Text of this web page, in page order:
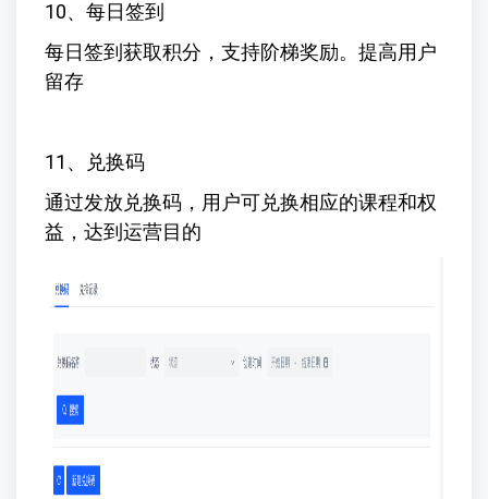
10、每日签到
每日签到获取积分，支持阶梯奖励。提高用户
留存
11、兑换码
通过发放兑换码，用户可兑换相应的课程和权
益，达到运营目的